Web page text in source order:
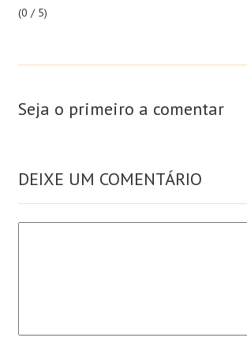
(0 / 5)
Seja o primeiro a comentar
DEIXE UM COMENTÁRIO